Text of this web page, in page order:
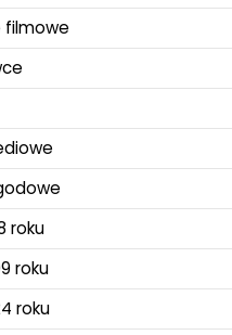
filmowe
roku
roku
roku